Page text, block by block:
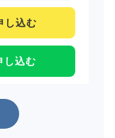
し込む
し込む